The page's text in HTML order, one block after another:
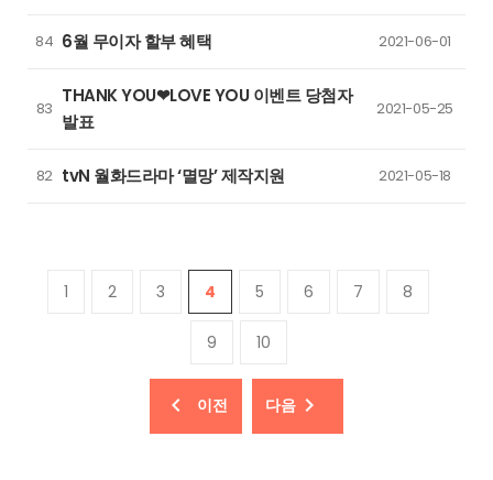
84 6월 무이자 할부 혜택 2021-06-01
83
THANK YOU❤LOVE YOU 이벤트 당첨자
발표
2021-05-25
82 tvN 월화드라마 ‘멸망’ 제작지원 2021-05-18
1 2 3 4 5 6 7 8
9 10
이전 다음